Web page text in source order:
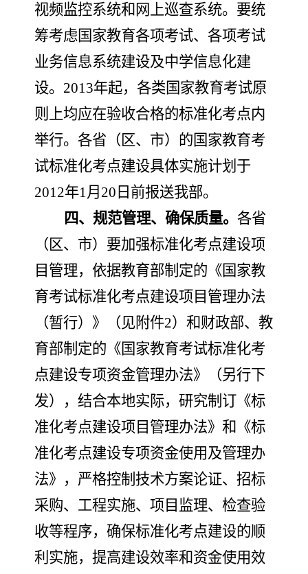
视频监控系统和 网上巡查系统。要统
筹考虑国家教育各项考试、各项考试
业务信息系统建设及中学信息化建
设。 2013年起，各类国家教育考试原
则上均应在验收合格的标准化考点内
举行。 各省（区、市）的国家教育考
试标准化考点建设具体实施计划于
2012年1月 20 日前报送我部。
四、 规范管理、确保质量。 各省
（区、市）要加强标准化考点建设项
目管理，依据教育部制定的《国家教
育考试标准化考点建设项目 管理办法
（暂行）》（见附件2）和财政部、教
育部制定的《 国家教育考试标准化考
点建设专项资金管理办法》（另行下
发）， 结合本地实际，研究制订《标
准化考点建设项目 管理办法》和《标
准化考点建设专项资金使用及管理办
法》 ， 严格控制技术方案论证、招标
采购、工程实施、项目监理、检查验
收等程序，确保标准化考点建设的顺
利实施，提高建设效率和资金使用效